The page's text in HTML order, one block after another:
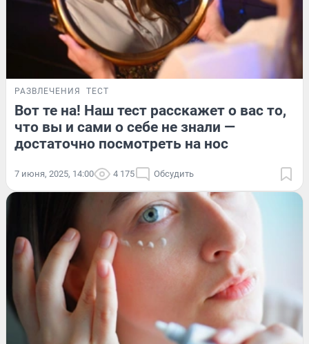
РАЗВЛЕЧЕНИЯ ТЕСТ
Вот те на! Наш тест расскажет о вас то,
что вы и сами о себе не знали —
достаточно посмотреть на нос
7 июня, 2025, 14:00 4 175 Обсудить